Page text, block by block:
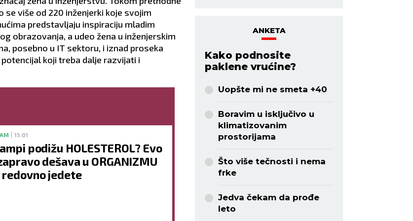
više od 220 inženjerki koje svojim
predstavljaju inspiraciju mladim
obrazovanja, a udeo žena u inženjerskim
posebno u IT sektoru, i iznad proseka
koji treba dalje razvijati i
15:01
podižu HOLESTEROL? Evo
dešava u ORGANIZMU
redovno jedete
ANKETA
Kako podnosite
paklene vrućine?
Uopšte mi ne smeta +40
Boravim u isključivo u
klimatizovanim
prostorijama
Što više tečnosti i nema
frke
Jedva čekam da prođe
leto